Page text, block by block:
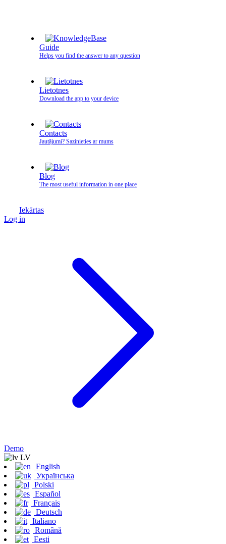
Guide
Helps you find the answer to any question
Lietotnes
Download the app to your device
Contacts
Jautājumi? Sazinieties ar mums
Blog
The most useful information in one place
Iekārtas
Log in
Demo
LV
English
Українська
Polski
Español
Français
Deutsch
Italiano
Română
Eesti